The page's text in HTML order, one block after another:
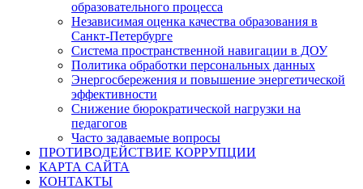
образовательного процесса
Независимая оценка качества образования в
Санкт-Петербурге
Система пространственной навигации в ДОУ
Политика обработки персональных данных
Энергосбережения и повышение энергетической
эффективности
Снижение бюрократической нагрузки на
педагогов
Часто задаваемые вопросы
ПРОТИВОДЕЙСТВИЕ КОРРУПЦИИ
КАРТА САЙТА
КОНТАКТЫ